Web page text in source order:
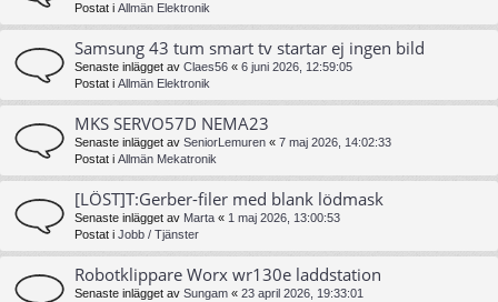
Postat i Allmän Elektronik
Samsung 43 tum smart tv startar ej ingen bild
Senaste inlägget av Claes56 « 6 juni 2026, 12:59:05
Postat i Allmän Elektronik
MKS SERVO57D NEMA23
Senaste inlägget av SeniorLemuren « 7 maj 2026, 14:02:33
Postat i Allmän Mekatronik
[LÖST]T:Gerber-filer med blank lödmask
Senaste inlägget av Marta « 1 maj 2026, 13:00:53
Postat i Jobb / Tjänster
Robotklippare Worx wr130e laddstation
Senaste inlägget av Sungam « 23 april 2026, 19:33:01